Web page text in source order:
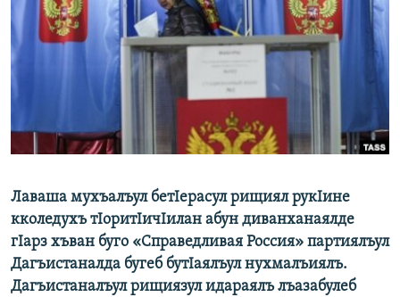
РАСПИСАНИЕ ВЕЩАНИЯ
ПОДПИШИТЕСЬ НА РАССЫЛКУ
СОЦИАЛЬНЫЕ СЕТИ
Все сайты РСЕ/РС
Лаваша мухъалъул бетIерасул рищиял рукIине
кколедухъ тIоритIичIилан абун диванханаялде
гIарз хъван буго «Справедливая Россия» партиялъул
Дагъистаналда бугеб бутIаялъул нухмалъиялъ.
Дагъистаналъул рищиязул идараялъ лъазабулеб